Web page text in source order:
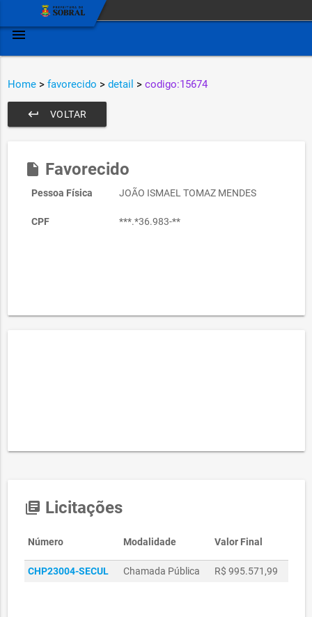
menu
Home > favorecido > detail > codigo:15674
VOLTAR
keyboard_return
insert_drive_file Favorecido
Pessoa Física JOÃO ISMAEL TOMAZ MENDES
CPF ***.*36.983-**
library_books Licitações
Número Modalidade Valor Final
CHP23004-SECUL Chamada Pública R$ 995.571,99